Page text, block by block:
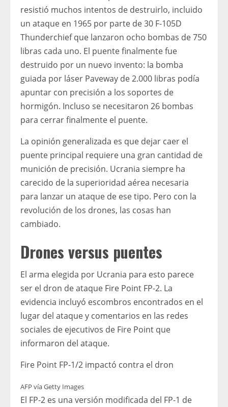
resistió muchos intentos de destruirlo, incluido
un ataque en 1965 por parte de 30 F-105D
Thunderchief que lanzaron ocho bombas de 750
libras cada uno. El puente finalmente fue
destruido por un nuevo invento: la bomba
guiada por láser Paveway de 2.000 libras podía
apuntar con precisión a los soportes de
hormigón. Incluso se necesitaron 26 bombas
para cerrar finalmente el puente.
La opinión generalizada es que dejar caer el
puente principal requiere una gran cantidad de
munición de precisión. Ucrania siempre ha
carecido de la superioridad aérea necesaria
para lanzar un ataque de ese tipo. Pero con la
revolución de los drones, las cosas han
cambiado.
Drones versus puentes
El arma elegida por Ucrania para esto parece
ser el dron de ataque Fire Point FP-2. La
evidencia incluyó escombros encontrados en el
lugar del ataque y comentarios en las redes
sociales de ejecutivos de Fire Point que
informaron del ataque.
Fire Point FP-1/2 impactó contra el dron
AFP vía Getty Images
El FP-2 es una versión modificada del FP-1 de